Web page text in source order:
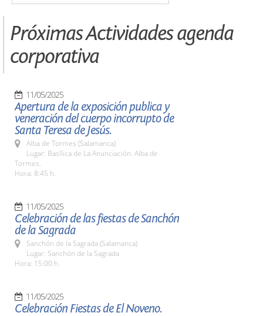
Próximas Actividades agenda
corporativa
11/05/2025
Apertura de la exposición publica y
veneración del cuerpo incorrupto de
Santa Teresa de Jesús.
Alba de Tormes (Salamanca)
Lugar: Basílica de La Anunciación. Alba de
Tormes.
Hora: 8:45 h.
11/05/2025
Celebración de las fiestas de Sanchón
de la Sagrada
Sanchón de la Sagrada (Salamanca)
Lugar: Sanchón de la Sagrada
Hora: 15:00 h.
11/05/2025
Celebración Fiestas de El Noveno.